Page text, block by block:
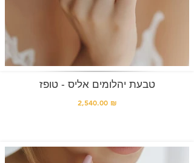
טבעת יהלומים אליס - טופז
2,540.00 ₪